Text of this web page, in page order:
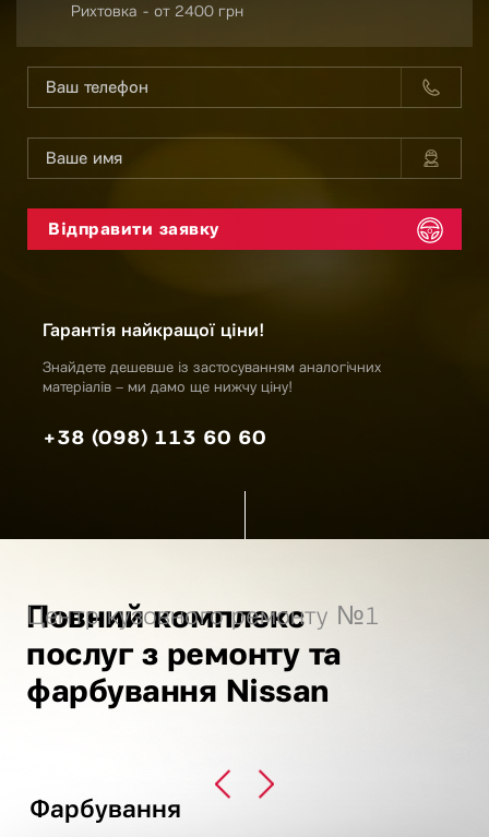
Рихтовка - от 2400 грн
Гарантія найкращої ціни!
Знайдете дешевше із застосуванням аналогічних
матеріалів – ми дамо ще нижчу ціну!
+38 (098) 113 60 60
Повний комплекс
послуг з ремонту та
фарбування Nissan
Центр кузовного ремонту №1
Фарбування